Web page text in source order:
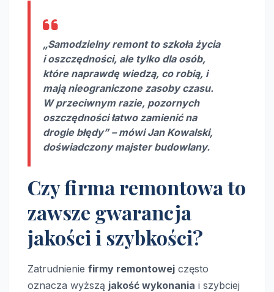
„Samodzielny remont to szkoła życia
i oszczędności, ale tylko dla osób,
które naprawdę wiedzą, co robią, i
mają nieograniczone zasoby czasu.
W przeciwnym razie, pozornych
oszczędności łatwo zamienić na
drogie błędy” – mówi Jan Kowalski,
doświadczony majster budowlany.
Czy firma remontowa to
zawsze gwarancja
jakości i szybkości?
Zatrudnienie firmy remontowej często
oznacza wyższą jakość wykonania i szybciej